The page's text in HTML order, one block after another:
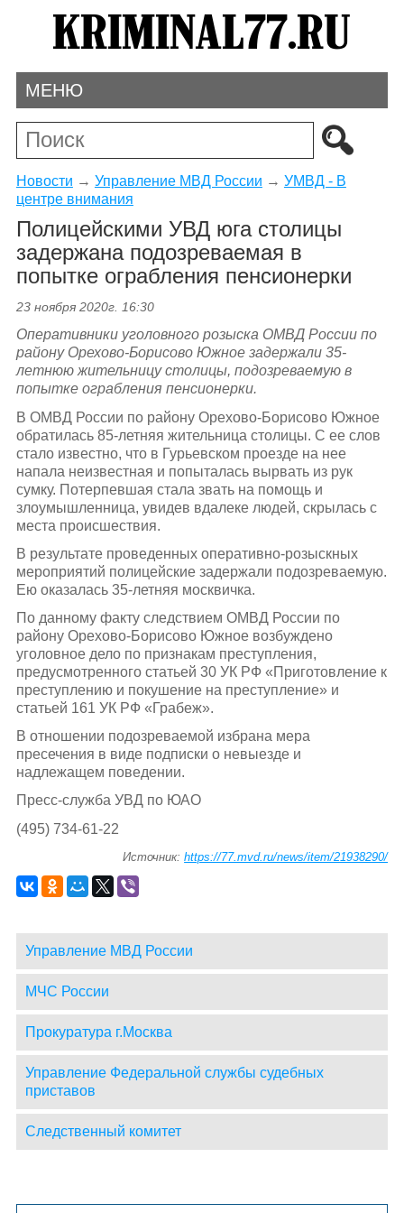
МЕНЮ
Новости → Управление МВД России → УМВД - В
центре внимания
Полицейскими УВД юга столицы
задержана подозреваемая в
попытке ограбления пенсионерки
23 ноября 2020г. 16:30
Оперативники уголовного розыска ОМВД России по
району Орехово-Борисово Южное задержали 35-
летнюю жительницу столицы, подозреваемую в
попытке ограбления пенсионерки.
В ОМВД России по району Орехово-Борисово Южное
обратилась 85-летняя жительница столицы. С ее слов
стало известно, что в Гурьевском проезде на нее
напала неизвестная и попыталась вырвать из рук
сумку. Потерпевшая стала звать на помощь и
злоумышленница, увидев вдалеке людей, скрылась с
места происшествия.
В результате проведенных оперативно-розыскных
мероприятий полицейские задержали подозреваемую.
Ею оказалась 35-летняя москвичка.
По данному факту следствием ОМВД России по
району Орехово-Борисово Южное возбуждено
уголовное дело по признакам преступления,
предусмотренного статьей 30 УК РФ «Приготовление к
преступлению и покушение на преступление» и
статьей 161 УК РФ «Грабеж».
В отношении подозреваемой избрана мера
пресечения в виде подписки о невыезде и
надлежащем поведении.
Пресс-служба УВД по ЮАО
(495) 734-61-22
Источник:https://77.mvd.ru/news/item/21938290/
Управление МВД России
МЧС России
Прокуратура г.Москва
Управление Федеральной службы судебных
приставов
Следственный комитет